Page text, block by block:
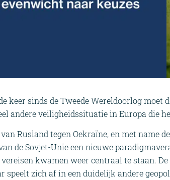
keer sinds de Tweede Wereldoorlog
andere veiligheidssituatie in Europa die
Rusland tegen Oekraïne, en met name
de Sovjet-Unie een nieuwe
kwamen weer centraal te staan.
speelt zich af in een duidelijk andere